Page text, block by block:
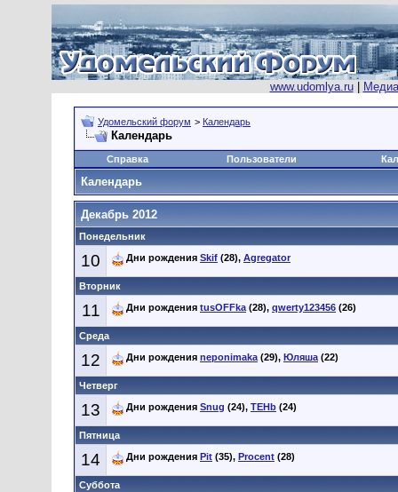
www.udomlya.ru|
Удомельский форум > Календарь
Календарь
Справка Пользователи
Календарь
Декабрь 2012
Понедельник
10 Дни рождения Skif (28), Agregator
Вторник
11 Дни рождения tusOFFka(28), qwerty123456 (26)
Среда
12 Дни рождения neponimaka(29), Юляша(22)
Четверг
13 Дни рождения Snug (24), TEHb (24)
Пятница
14 Дни рождения Pit (35), Procent (28)
Суббота